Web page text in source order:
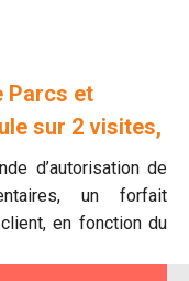
Parcs et
sur 2 visites,
d’autorisation de
un forfait
en fonction du